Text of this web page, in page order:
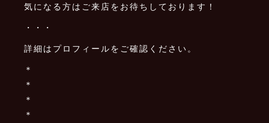
気になる方はご来店をお待ちしております！
・・・
詳細はプロフィールをご確認ください。
＊
＊
＊
＊